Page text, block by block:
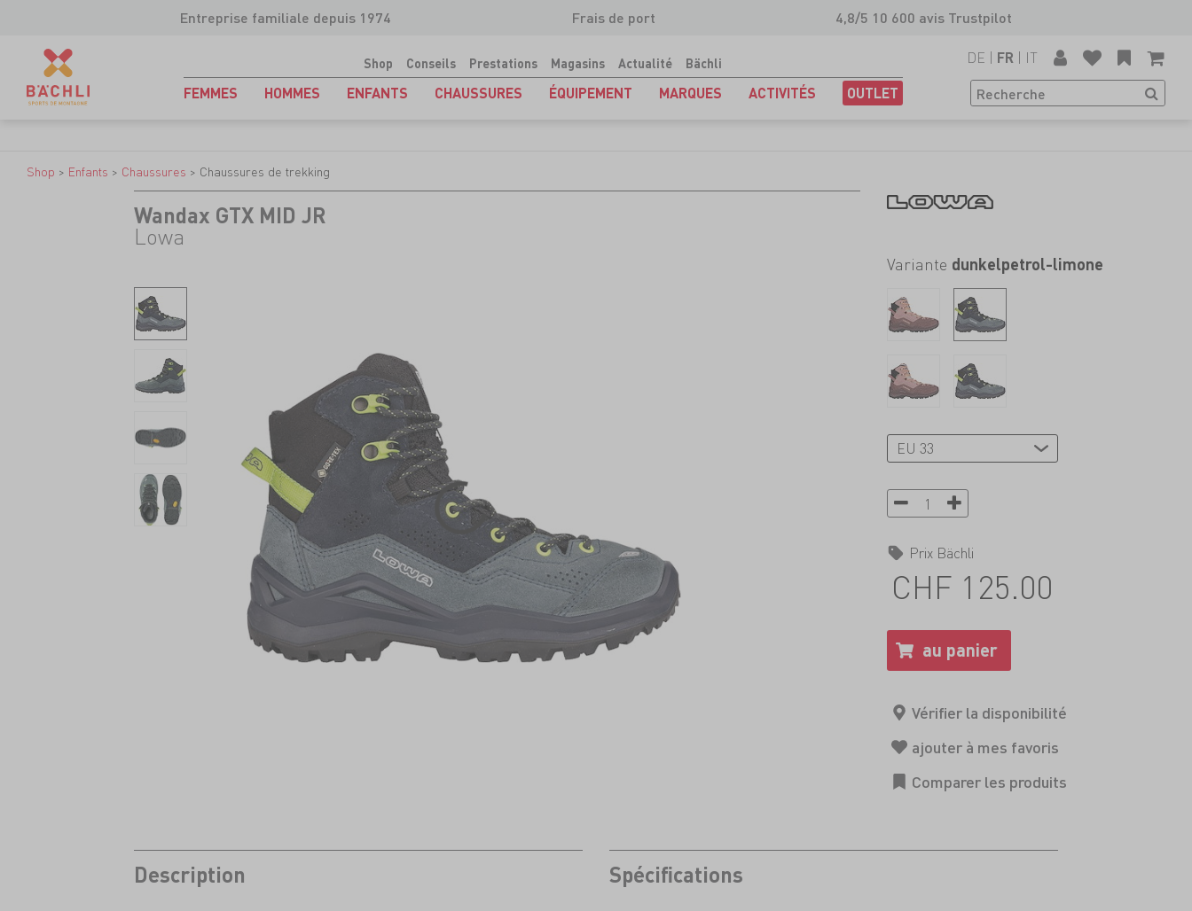
Entreprise familiale depuis 1974 Frais de port 4,8/5 10 600 avis Trustpilot
Shop Conseils Prestations Magasins Actualité Bächli
FEMMES HOMMES ENFANTS CHAUSSURES ÉQUIPEMENT MARQUES ACTIVITÉS OUTLET
DE | FR | IT
Shop > Enfants > Chaussures > Chaussures de trekking
Wandax GTX MID JR
Lowa
Variante dunkelpetrol-limone
Prix Bächli
CHF 125.00
Description Spécifications